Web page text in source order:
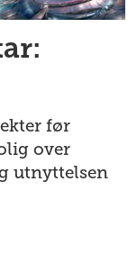
før
over
utnyttelsen